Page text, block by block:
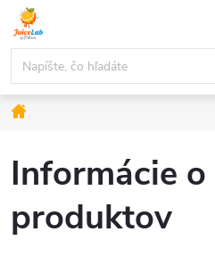
Prejsť
obsah
Domov
Informácie
produktov